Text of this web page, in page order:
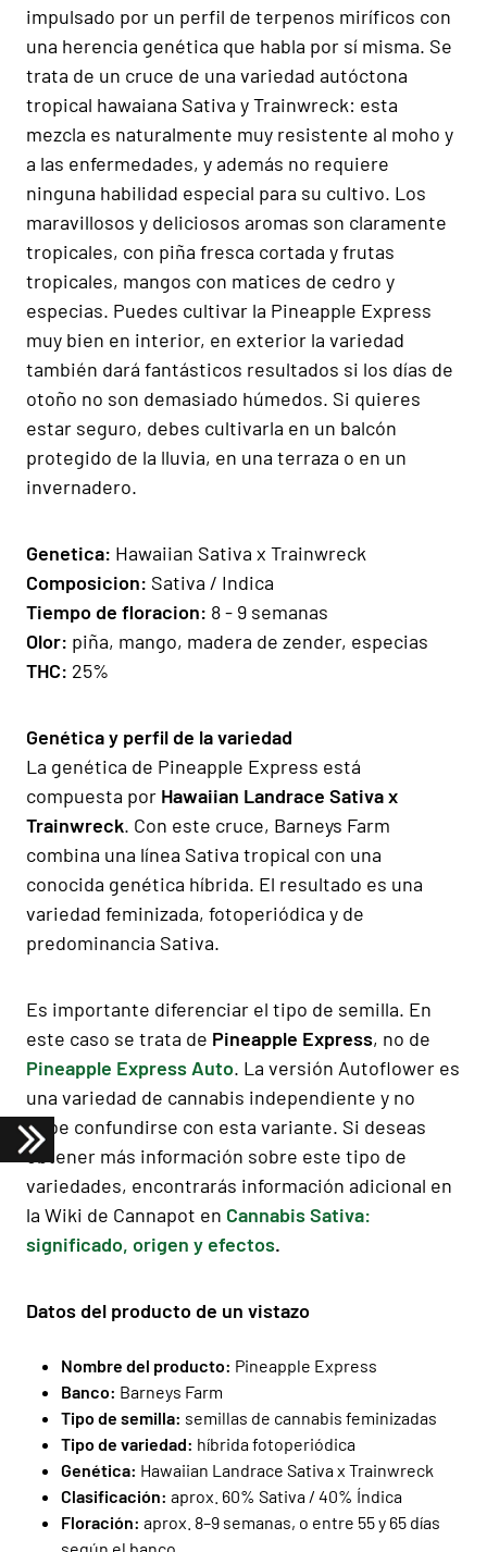
impulsado por un perfil de terpenos miríficos con
una herencia genética que habla por sí misma. Se
trata de un cruce de una variedad autóctona
tropical hawaiana Sativa y Trainwreck: esta
mezcla es naturalmente muy resistente al moho y
a las enfermedades, y además no requiere
ninguna habilidad especial para su cultivo. Los
maravillosos y deliciosos aromas son claramente
tropicales, con piña fresca cortada y frutas
tropicales, mangos con matices de cedro y
especias. Puedes cultivar la Pineapple Express
muy bien en interior, en exterior la variedad
también dará fantásticos resultados si los días de
otoño no son demasiado húmedos. Si quieres
estar seguro, debes cultivarla en un balcón
protegido de la lluvia, en una terraza o en un
invernadero.
Genetica: Hawaiian Sativa x Trainwreck
Composicion: Sativa / Indica
Tiempo de floracion: 8 - 9 semanas
Olor: piña, mango, madera de zender, especias
THC: 25%
Genética y perfil de la variedad
La genética de Pineapple Express está
compuesta por Hawaiian Landrace Sativa x
Trainwreck. Con este cruce, Barneys Farm
combina una línea Sativa tropical con una
conocida genética híbrida. El resultado es una
variedad feminizada, fotoperiódica y de
predominancia Sativa.
Es importante diferenciar el tipo de semilla. En
este caso se trata de Pineapple Express, no de
Pineapple Express Auto. La versión Autoflower es
una variedad de cannabis independiente y no
debe confundirse con esta variante. Si deseas
obtener más información sobre este tipo de
variedades, encontrarás información adicional en
la Wiki de Cannapot en Cannabis Sativa:
significado, origen y efectos.
Datos del producto de un vistazo
Nombre del producto: Pineapple Express
Banco: Barneys Farm
Tipo de semilla: semillas de cannabis feminizadas
Tipo de variedad: híbrida fotoperiódica
Genética: Hawaiian Landrace Sativa x Trainwreck
Clasificación: aprox. 60% Sativa / 40% Índica
Floración: aprox. 8–9 semanas, o entre 55 y 65 días
según el banco